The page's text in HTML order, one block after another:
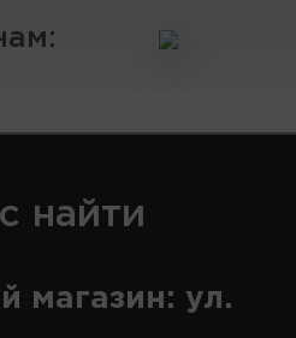
найти
магазин: ул.